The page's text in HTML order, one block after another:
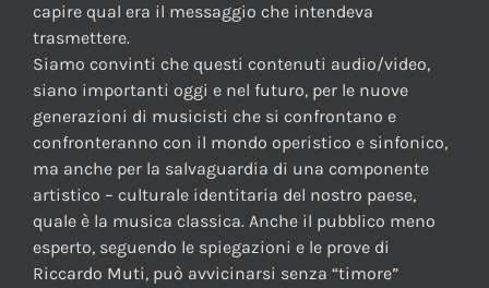
capire qual era il messaggio che intendeva
trasmettere.
Siamo convinti che questi contenuti audio/video,
siano importanti oggi e nel futuro, per le nuove
generazioni di musicisti che si confrontano e
confronteranno con il mondo operistico e sinfonico,
ma anche per la salvaguardia di una componente
artistico – culturale identitaria del nostro paese,
quale è la musica classica. Anche il pubblico meno
esperto, seguendo le spiegazioni e le prove di
Riccardo Muti, può avvicinarsi senza “timore”